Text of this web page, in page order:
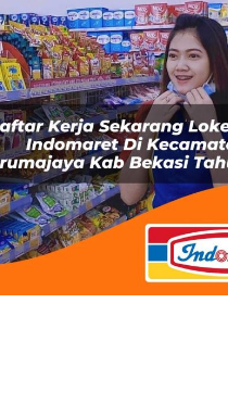
Kab.
Bekasi
Tahun
2026